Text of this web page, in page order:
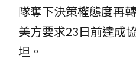
隊奪下決策權態度再
美方要求23日前達成
坦。